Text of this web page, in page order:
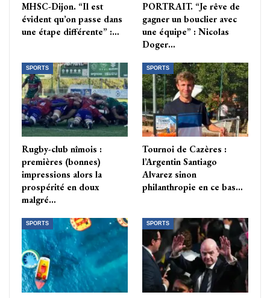
MHSC-Dijon. “Il est
évident qu’on passe dans
une étape différente” :…
PORTRAIT. “Je rêve de
gagner un bouclier avec
une équipe” : Nicolas
Doger…
SPORTS
Rugby-club nîmois :
premières (bonnes)
impressions alors la
prospérité en doux
malgré…
SPORTS
Tournoi de Cazères :
l’Argentin Santiago
Alvarez sinon
philanthropie en ce bas…
SPORTS SPORTS